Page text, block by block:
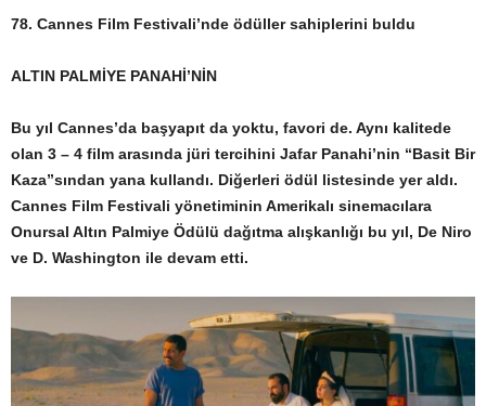
78. Cannes Film Festivali’nde ödüller sahiplerini buldu
ALTIN PALMİYE PANAHİ’NİN
Bu yıl Cannes’da başyapıt da yoktu, favori de. Aynı kalitede
olan 3 – 4 film arasında jüri tercihini Jafar Panahi’nin “Basit Bir
Kaza”sından yana kullandı. Diğerleri ödül listesinde yer aldı.
Cannes Film Festivali yönetiminin Amerikalı sinemacılara
Onursal Altın Palmiye Ödülü dağıtma alışkanlığı bu yıl, De Niro
ve D. Washington ile devam etti.